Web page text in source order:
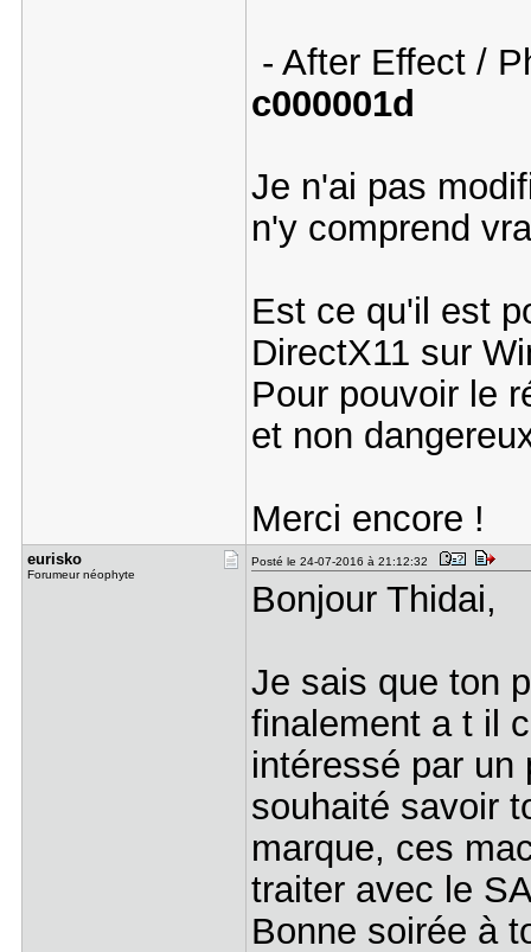
- After Effect /
c000001d
Je n'ai pas
n'y comprend
Est ce qu'il est
DirectX11 sur
Pour pouvoir le
et non
Merci encore !
eurisko
Forumeur néophyte
Posté le 24-07-2016 à 21:12:32
Bonjour Thidai,
Je sais que ton
finalement a t il
intéressé par un
souhaité savoir
marque, ces
traiter avec le
Bonne soirée à